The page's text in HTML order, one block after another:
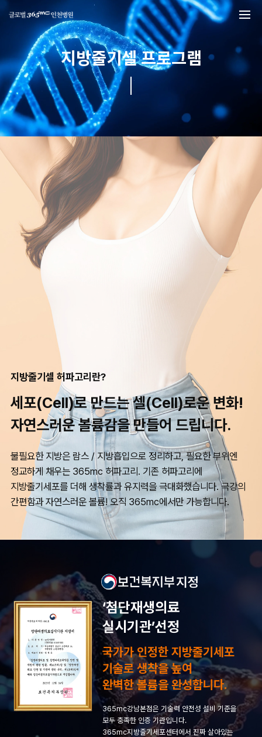
지방줄기셀 프로그램
지방줄기셀 허파고리란?
세포(Cell)로 만드는 셀(Cell)로운 변화!
자연스러운 볼륨감을 만들어 드립니다.
불필요한 지방은 람스 / 지방흡입으로 정리하고, 필요한 부위엔
정교하게 채우는 365mc 허파고리. 기존 허파고리에
지방줄기세포를 더해 생착률과 유지력을 극대화했습니다. 극강의
간편함과 자연스러운 볼륨! 오직 365mc에서만 가능합니다.
‘첨단재생의료
실시기관’선정
국가가 인정한 지방줄기세포
기술로 생착을 높여
완벽한 볼륨을 완성합니다.
365mc강남본점은 기술력 안전성 설비 기준을
모두 충족한 인증 기관입니다.
365mc지방줄기세포센터에서 진짜 살아있는